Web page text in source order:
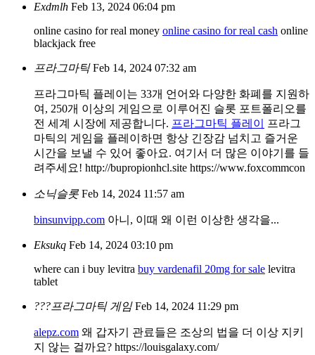
Exdmlh Feb 13, 2024 06:04 pm
online casino for real money online casino for real cash online
blackjack free
프라그마틱Feb 14, 2024 07:32 am
프라그마틱 플레이는 33개 언어와 다양한 화폐를 지원하
여, 250개 이상의 게임으로 이루어진 슬롯 포트폴리오를
전 세계 시장에 제공합니다. 프라그마틱 플레이
프라그
마틱의 게임을 플레이하면 항상 긴장감 넘치고 즐거운
시간을 보낼 수 있어 좋아요. 여기서 더 많은 이야기를 들
려주세요! http://bupropionhcl.site https://www.foxcommcon
소닉슬롯 Feb 14, 2024 11:57 am
binsunvipp.com 아니, 이때 왜 이런 이상한 생각을...
Eksukq Feb 14, 2024 03:10 pm
where can i buy levitra buy vardenafil 20mg for sale levitra
tablet
???프라그마틱 게임Feb 14, 2024 11:29 pm
alepz.com 왜 갑자기 관료들은 조상의 법을 더 이상 지키
지 않는 걸까요? https://louisgalaxy.com/